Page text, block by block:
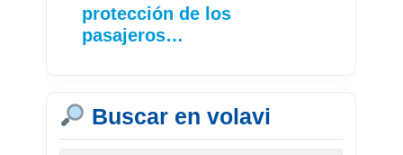
protección de los
pasajeros…
Buscar en volavi